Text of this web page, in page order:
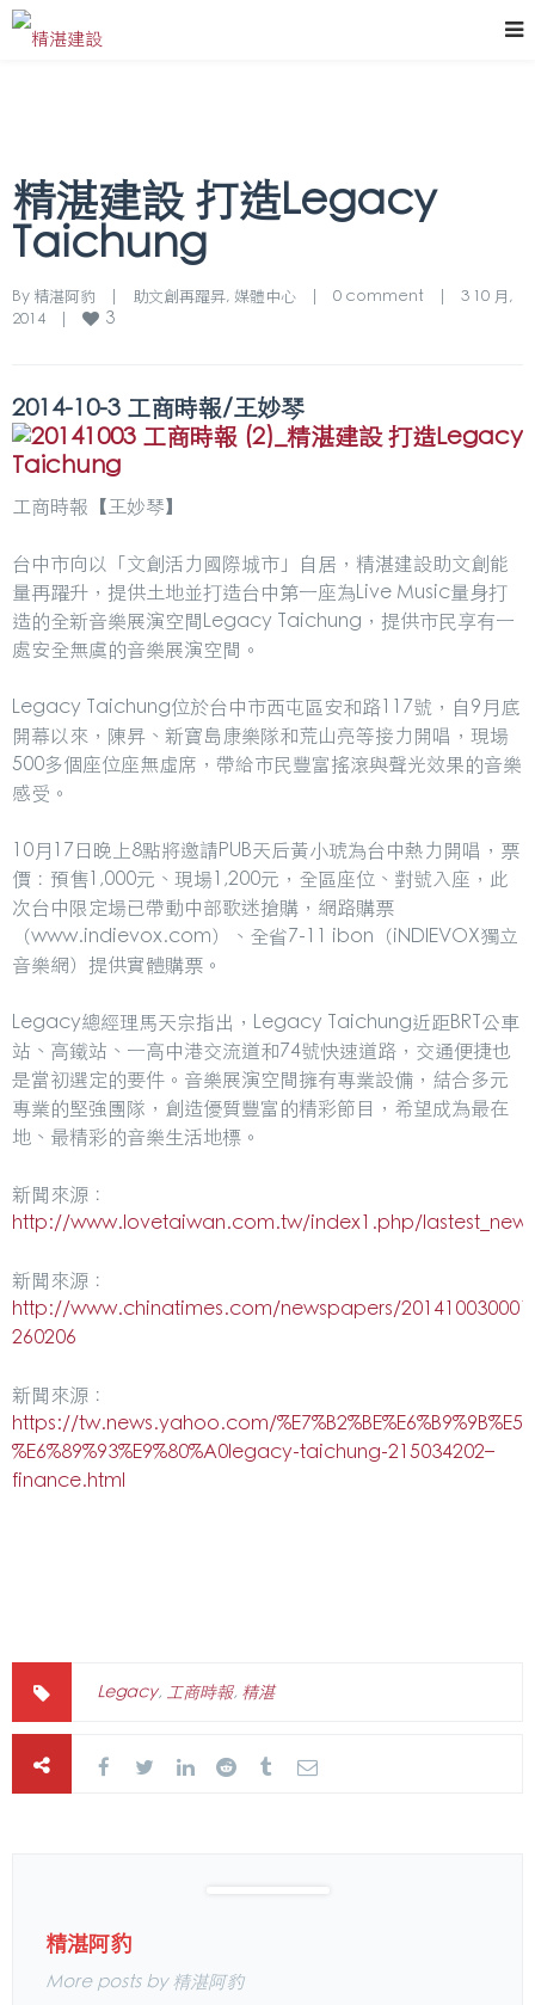
精湛建設 打造Legacy
Taichung
By 精湛阿豹 助文創再躍昇, 媒體中心 0 comment
3 10 月,
2014
3
2014-10-3 工商時報/王妙琴
工商時報【王妙琴】
台中市向以「文創活力國際城市」自居，精湛建設助文創能
量再躍升，提供土地並打造台中第一座為Live Music量身打
造的全新音樂展演空間Legacy Taichung，提供市民享有一
處安全無虞的音樂展演空間。
Legacy Taichung位於台中市西屯區安和路117號，自9月底
開幕以來，陳昇、新寶島康樂隊和荒山亮等接力開唱，現場
500多個座位座無虛席，帶給市民豐富搖滾與聲光效果的音樂
感受。
10月17日晚上8點將邀請PUB天后黃小琥為台中熱力開唱，票
價：預售1,000元、現場1,200元，全區座位、對號入座，此
次台中限定場已帶動中部歌迷搶購，網路購票
（www.indievox.com）、全省7-11 ibon（iNDIEVOX獨立
音樂網）提供實體購票。
Legacy總經理馬天宗指出，Legacy Taichung近距BRT公車
站、高鐵站、一高中港交流道和74號快速道路，交通便捷也
是當初選定的要件。音樂展演空間擁有專業設備，結合多元
專業的堅強團隊，創造優質豐富的精彩節目，希望成為最在
地、最精彩的音樂生活地標。
新聞來源：
http://www.lovetaiwan.com.tw/index1.php/
新聞來源：
http://www.chinatimes.com/newspapers/
260206
新聞來源：
https://tw.news.yahoo.com/
%E6%89%93%E9%80%A0legacy-taichung-215034202–
finance.html
Legacy, 工商時報, 精湛
精湛阿豹
More posts by 精湛阿豹